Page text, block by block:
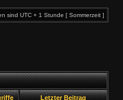
sind UTC + 1 Stunde [ Sommerzeit ]
Letzter Beitrag